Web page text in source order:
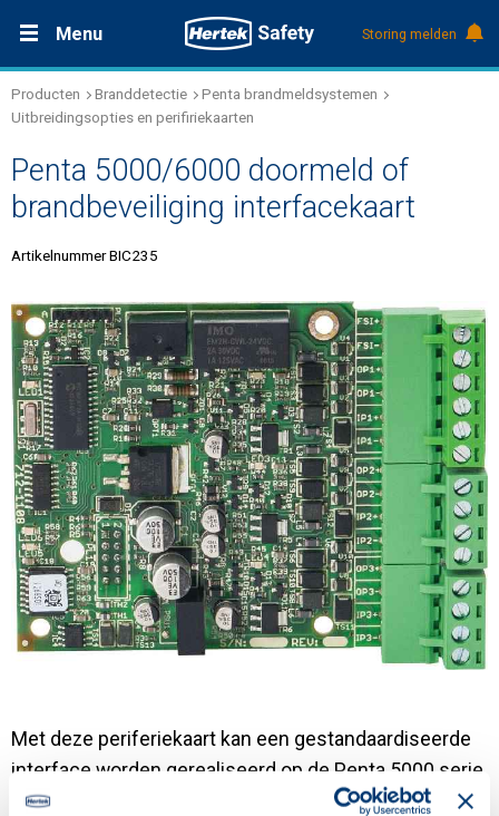
Menu
Oplossingen
Producten
Kennis
Over Hertek
Werken bij Hertek
Contact
Storing melden
Productdocumentatie (DMS)
+31 (0)495 584111
Producten Branddetectie
Penta brandmeldsystemen
Uitbreidingsopties en perifiriekaarten
Penta 5000/6000 doormeld of
brandbeveiliging interfacekaart
Artikelnummer BIC235
Met deze periferiekaart kan een gestandaardiseerde
interface worden gerealiseerd op de Penta 5000 serie
voor het aansluiten van doormeldapparatuur of